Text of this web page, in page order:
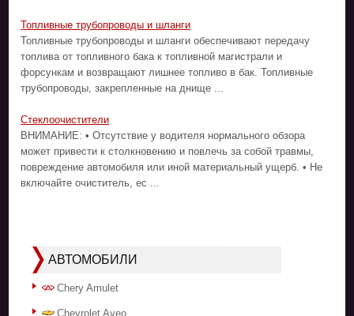
Топливные трубопроводы и шланги
Топливные трубопроводы и шланги обеспечивают передачу
топлива от топливного бака к топливной магистрали и
форсункам и возвращают лишнее топливо в бак. Топливные
трубопроводы, закрепленные на днище ...
Стеклоочистители
ВНИМАНИЕ: • Отсутствие у водителя нормального обзора
может привести к столкновению и повлечь за собой травмы,
повреждение автомобиля или иной материальный ущерб. • Не
включайте очиститель, ес ...
АВТОМОБИЛИ
Chery Amulet
Chevrolet Aveo